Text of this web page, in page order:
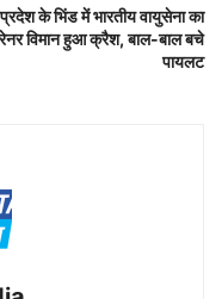
के भिंड में भारतीय वायुसेना का
विमान हुआ क्रैश, बाल-बाल बचे
पायलट